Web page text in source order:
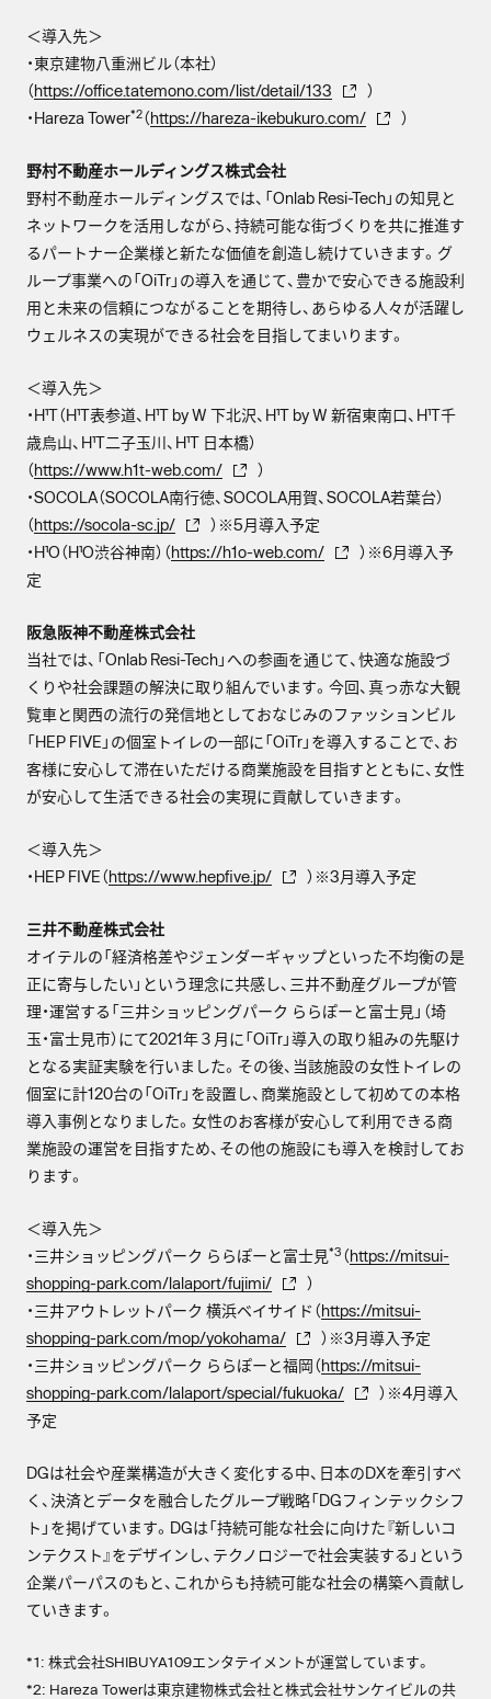
＜導入先＞
・東京建物八重洲ビル（本社）
（https://office.tatemono.com/list/detail/133
）
・Hareza Tower*2（https://hareza-ikebukuro.com/ ）
野村不動産ホールディングス株式会社
野村不動産ホールディングスでは、「Onlab Resi-Tech」の知見と
ネットワークを活用しながら、持続可能な街づくりを共に推進す
るパートナー企業様と新たな価値を創造し続けていきます。グ
ループ事業への「OiTr」の導入を通じて、豊かで安心できる施設利
用と未来の信頼につながることを期待し、あらゆる人々が活躍し
ウェルネスの実現ができる社会を目指してまいります。
＜導入先＞
・H¹T（H¹T表参道、H¹T by W 下北沢、H¹T by W 新宿東南口、H¹T千
歳烏山、H¹T二子玉川、H¹T 日本橋）
（https://www.h1t-web.com/
）
・SOCOLA（SOCOLA南行徳、SOCOLA用賀、SOCOLA若葉台）
（https://socola-sc.jp/
）※5月導入予定
・H¹O（H¹O渋谷神南）（https://h1o-web.com/
）※6月導入予
定
阪急阪神不動産株式会社
当社では、「Onlab Resi-Tech」への参画を通じて、快適な施設づ
くりや社会課題の解決に取り組んでいます。今回、真っ赤な大観
覧車と関西の流行の発信地としておなじみのファッションビル
「HEP FIVE」の個室トイレの一部に「OiTr」を導入することで、お
客様に安心して滞在いただける商業施設を目指すとともに、女性
が安心して生活できる社会の実現に貢献していきます。
＜導入先＞
・HEP FIVE（https://www.hepfive.jp/ ）※3月導入予定
三井不動産株式会社
オイテルの「経済格差やジェンダーギャップといった不均衡の是
正に寄与したい」という理念に共感し、三井不動産グループが管
理・運営する「三井ショッピングパーク ららぽーと富士見」（埼
玉・富士見市）にて2021年３月に「OiTr」導入の取り組みの先駆け
となる実証実験を行いました。その後、当該施設の女性トイレの
個室に計120台の「OiTr」を設置し、商業施設として初めての本格
導入事例となりました。⼥性のお客様が安⼼して利⽤できる商
業施設の運営を目指すため、その他の施設にも導入を検討してお
ります。
＜導入先＞
・三井ショッピングパーク ららぽーと富士見*3 （https://mitsui-
shopping-park.com/lalaport/fujimi/
）
・三井アウトレットパーク 横浜ベイサイド（https://mitsui-
shopping-park.com/mop/yokohama/
）※3月導入予定
・三井ショッピングパーク ららぽーと福岡（https://mitsui-
shopping-park.com/lalaport/special/fukuoka/
）※4月導入
予定
DGは社会や産業構造が大きく変化する中、日本のDXを牽引すべ
く、決済とデータを融合したグループ戦略「DGフィンテックシフ
ト」を掲げています。DGは「持続可能な社会に向けた『新しいコ
ンテクスト』をデザインし、テクノロジーで社会実装する」という
企業パーパスのもと、これからも持続可能な社会の構築へ貢献し
ていきます。
*1: 株式会社SHIBUYA109エンタテイメントが運営しています。
*2: Hareza Towerは東京建物株式会社と株式会社サンケイビルの共